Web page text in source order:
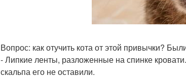
Вопрос: как отучить кота от этой привычки?
- Липкие ленты, разложенные на спинке
скальпа его не оставили.